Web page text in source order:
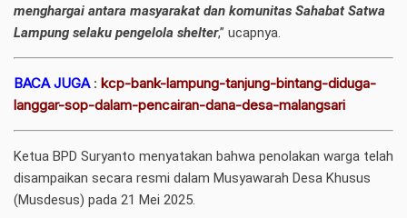
menghargai antara masyarakat dan komunitas Sahabat Satwa
Lampung selaku pengelola shelter,” ucapnya.
BACA JUGA: kcp-bank-lampung-tanjung-bintang-diduga-
langgar-sop-dalam-pencairan-dana-desa-malangsari
Ketua BPD Suryanto menyatakan bahwa penolakan warga telah
disampaikan secara resmi dalam Musyawarah Desa Khusus
(Musdesus) pada 21 Mei 2025.